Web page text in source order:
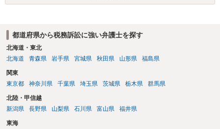
都道府県から税務訴訟に強い弁護士を探す
北海道・東北
北海道
青森県 岩手県 宮城県 秋田県 山形県 福島県
関東
東京都
神奈川県 千葉県 埼玉県 茨城県 栃木県 群馬県
北陸・甲信越
新潟県
長野県 山梨県 石川県 富山県 福井県
東海